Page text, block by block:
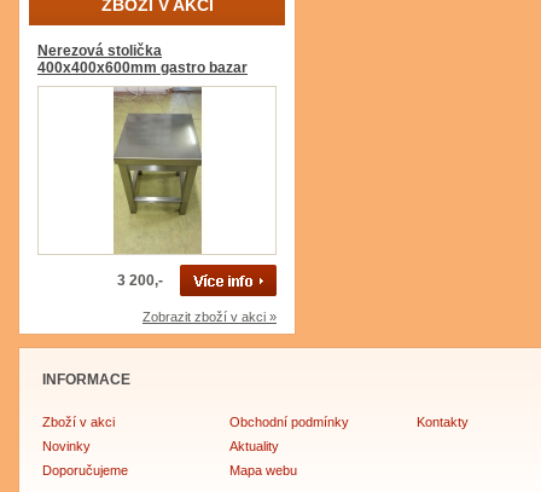
ZBOŽÍ V AKCI
Nerezová stolička
400x400x600mm gastro bazar
3 200,-
Zobrazit zboží v akci »
INFORMACE
Zboží v akci
Novinky
Doporučujeme
Obchodní podmínky
Aktuality
Mapa webu
Kontakty